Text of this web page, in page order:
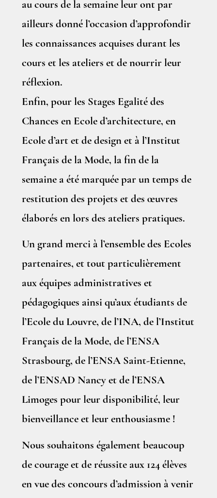
au cours de la semaine leur ont par
ailleurs donné l’occasion d’approfondir
les connaissances acquises durant les
cours et les ateliers et de nourrir leur
réflexion.
Enfin, pour les Stages Egalité des
Chances en Ecole d’architecture, en
Ecole d’art et de design et à l’Institut
Français de la Mode, la fin de la
semaine a été marquée par un temps de
restitution des projets et des œuvres
élaborés en lors des ateliers pratiques.
Un grand merci à l’ensemble des Ecoles
partenaires, et tout particulièrement
aux équipes administratives et
pédagogiques ainsi qu’aux étudiants de
l’Ecole du Louvre, de l’INA, de l’Institut
Français de la Mode, de l’ENSA
Strasbourg, de l’ENSA Saint-Etienne,
de l’ENSAD Nancy et de l’ENSA
Limoges pour leur disponibilité, leur
bienveillance et leur enthousiasme !
Nous souhaitons également beaucoup
de courage et de réussite aux 124 élèves
en vue des concours d’admission à venir